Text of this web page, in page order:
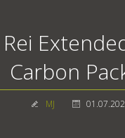
Carbon
MJ